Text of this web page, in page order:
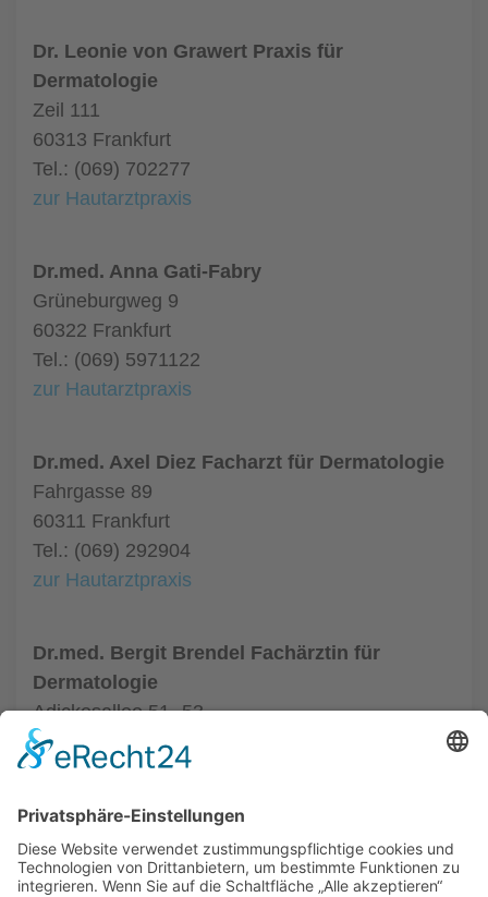
Dr. Leonie von Grawert Praxis für
Dermatologie
Zeil 111
60313 Frankfurt
Tel.: (069) 702277
zur Hautarztpraxis
Dr.med. Anna Gati-Fabry
Grüneburgweg 9
60322 Frankfurt
Tel.: (069) 5971122
zur Hautarztpraxis
Dr.med. Axel Diez Facharzt für Dermatologie
Fahrgasse 89
60311 Frankfurt
Tel.: (069) 292904
zur Hautarztpraxis
Dr.med. Bergit Brendel Fachärztin für
Dermatologie
Adickesallee 51- 53
60322 Frankfurt
Tel.: (069) 95518628